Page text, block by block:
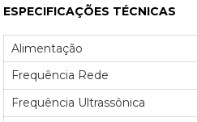
ESPECIFICAÇÕES TÉCNICAS
Alimentação
Frequência Rede
Frequência Ultrassônica